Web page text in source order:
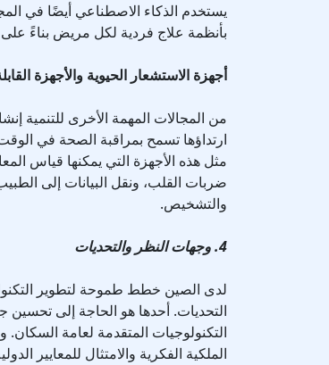
يستخدم الذكاء الاصطناعي أيضًا في
بأنظمة علاج فردية لكل مريض بناءً على
أجهزة الاستشعار الحيوية والأجهزة
من المجالات المهمة الأخرى للتنمية
ارتداؤها تسمح بمراقبة الصحة في
مثل هذه الأجهزة التي يمكنها قياس
ضربات القلب، ونقل البيانات إلى
والتشخيص.
4. وجهات النظر والتحديات
لدى الصين خطط طموحة لتطوير
التحديات. أحدها هو الحاجة إلى
التكنولوجيات المتقدمة لعامة
الملكية الفكرية والامتثال للمعايير